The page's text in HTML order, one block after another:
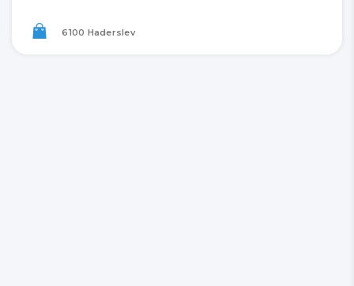
6100 Haderslev